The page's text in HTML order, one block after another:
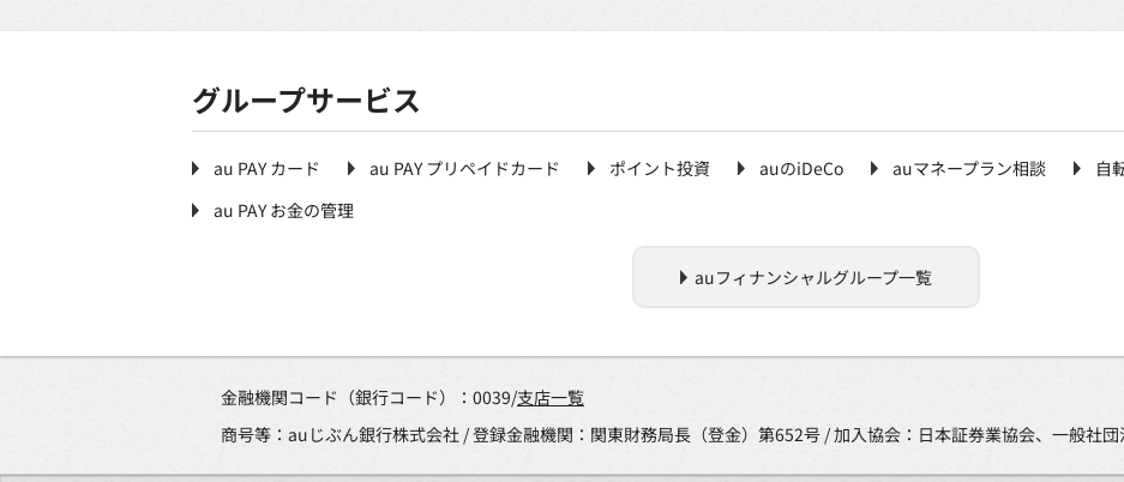
グループサービス
au PAY カード au PAY プリペイドカード ポイント投資 auのiDeCo auマネープラン相談
自
au PAY お金の管理
auフィナンシャルグループ一覧
金融機関コード（銀行コード）：0039/支店一覧
商号等：auじぶん銀行株式会社 / 登録金融機関：関東財務局長（登金）第652号 / 加入協会：日本証券業協会、一般社